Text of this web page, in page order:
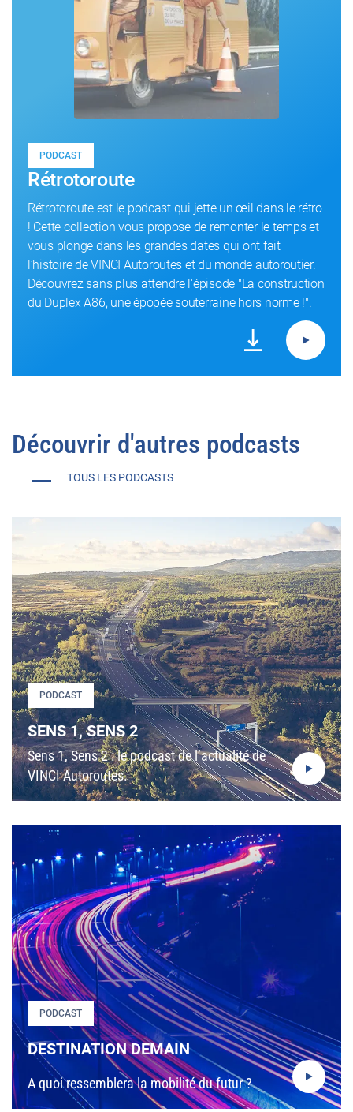
PODCAST
Rétrotoroute
Rétrotoroute est le podcast qui jette un œil dans le rétro
! Cette collection vous propose de remonter le temps et
vous plonge dans les grandes dates qui ont fait
l’histoire de VINCI Autoroutes et du monde autoroutier.
Découvrez sans plus attendre l'épisode "La construction
du Duplex A86, une épopée souterraine hors norme !".
Découvrir d'autres podcasts
TOUS LES PODCASTS
PODCAST
SENS 1, SENS 2
Sens 1, Sens 2 : le podcast de l’actualité de
VINCI Autoroutes.
PODCAST
DESTINATION DEMAIN
A quoi ressemblera la mobilité du futur ?